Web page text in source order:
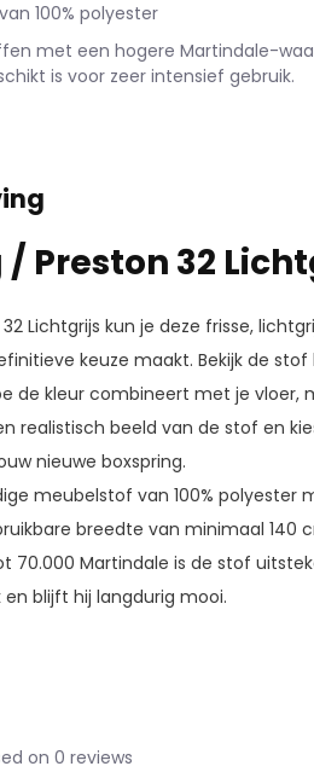
100% polyester
met een hogere Martindale-
is voor zeer intensief gebruik.
/ Preston 32
Lichtgrijs kun je deze frisse,
keuze maakt. Bekijk de stof
de kleur combineert met je vloer,
realistisch beeld van de stof en
nieuwe boxspring.
meubelstof van 100% polyester
breedte van minimaal 140
70.000 Martindale is de stof
blijft hij langdurig mooi.
on 0 reviews